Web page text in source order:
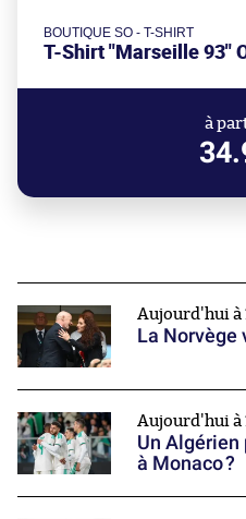
BOUTIQUE SO - T-SHIRT
T-Shirt "Marseille 93"
à
Aujourd'hui à
La Norvège
Aujourd'hui à
Un
à Monaco ?